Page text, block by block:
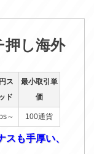
押し海外
ス
ド
最小取引単
価
～ 100通貨
も手厚い、